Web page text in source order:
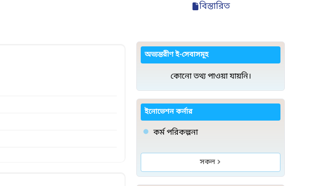
বিস্তারিত
অভ্যন্তরীণ ই-সেবাসমূহ
কোনো তথ্য পাওয়া যায়নি।
ইনোভেশন কর্নার
কর্ম পরিকল্পনা
সকল